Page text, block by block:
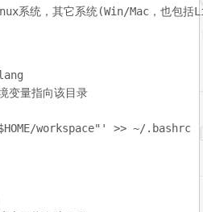
系统，其它系统(Win/Mac，也包括
变量指向该目录
workspace"'